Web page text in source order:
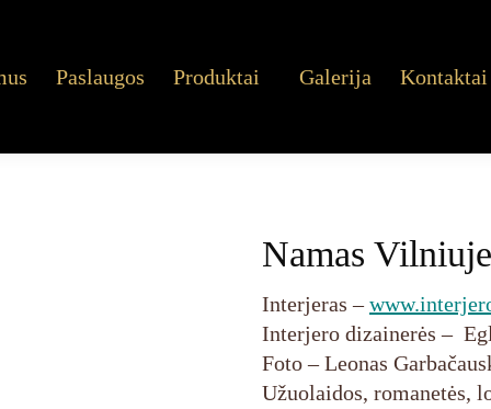
Paslaugos Produktai Galerija Kontaktai
Namas Vilniuje
Interjeras –
Interjero dizainerės –
Foto – Leonas
Užuolaidos, romanetės,